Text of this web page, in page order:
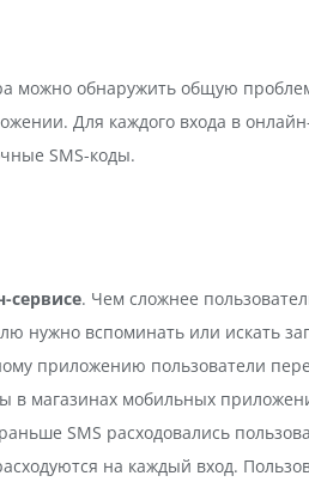
можно обнаружить общую
Для каждого входа в
SMS-коды.
сервисе. Чем сложнее
нужно вспоминать или искать
приложению пользователи
в магазинах мобильных
SMS расходовались
на каждый вход.